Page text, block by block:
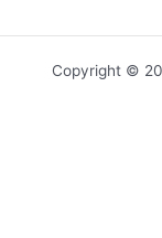
Copyright ©